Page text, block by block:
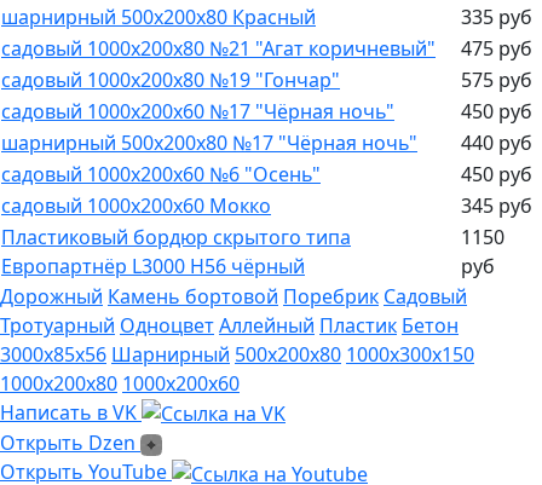
шарнирный 500х200х80 Красный
335 руб
садовый 1000х200х80 №21 "Агат коричневый"
475 руб
садовый 1000х200х80 №19 "Гончар"
575 руб
садовый 1000х200х60 №17 "Чёрная ночь"
450 руб
шарнирный 500х200х80 №17 "Чёрная ночь"
440 руб
садовый 1000х200х60 №6 "Осень"
450 руб
садовый 1000х200х60 Мокко
345 руб
Пластиковый бордюр скрытого типа
Европартнёр L3000 H56 чёрный
1150
руб
Дорожный Камень бортовой Поребрик Садовый
Тротуарный ОдноцветАллейный Пластик Бетон
3000х85х56 Шарнирный 500х200х80 1000х300х150
1000х200х80 1000х200х60
Написать в VK
Написать в VK
Открыть Dzen
Открыть Dzen
Ссылка на Youtube
Открыть YouTube